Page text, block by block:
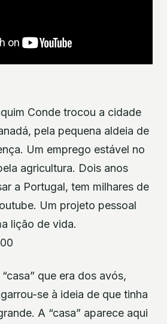
Conde trocou a cidade
pela pequena aldeia de
Um emprego estável no
agricultura. Dois anos
a Portugal, tem milhares de
Um projeto pessoal
lição de vida.
que era dos avós,
se à ideia de que tinha
A “casa” aparece aqui